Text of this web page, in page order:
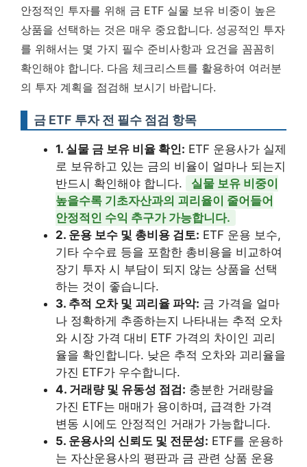
안정적인 투자를 위해 금 ETF 실물 보유 비중이 높은
상품을 선택하는 것은 매우 중요합니다. 성공적인 투자
를 위해서는 몇 가지 필수 준비사항과 요건을 꼼꼼히
확인해야 합니다. 다음 체크리스트를 활용하여 여러분
의 투자 계획을 점검해 보시기 바랍니다.
금 ETF 투자 전 필수 점검 항목
1. 실물 금 보유 비율 확인: ETF 운용사가 실제
로 보유하고 있는 금의 비율이 얼마나 되는지
반드시 확인해야 합니다.
실물 보유 비중이
높을수록 기초자산과의 괴리율이 줄어들어
안정적인 수익 추구가 가능합니다.
2. 운용 보수 및 총비용 검토: ETF 운용 보수,
기타 수수료 등을 포함한 총비용을 비교하여
장기 투자 시 부담이 되지 않는 상품을 선택
하는 것이 좋습니다.
3. 추적 오차 및 괴리율 파악: 금 가격을 얼마
나 정확하게 추종하는지 나타내는 추적 오차
와 시장 가격 대비 ETF 가격의 차이인 괴리
율을 확인합니다. 낮은 추적 오차와 괴리율을
가진 ETF가 우수합니다.
4. 거래량 및 유동성 점검: 충분한 거래량을
가진 ETF는 매매가 용이하며, 급격한 가격
변동 시에도 안정적인 거래가 가능합니다.
5. 운용사의 신뢰도 및 전문성: ETF를 운용하
는 자산운용사의 평판과 금 관련 상품 운용